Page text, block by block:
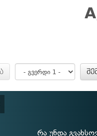
რა უნდა